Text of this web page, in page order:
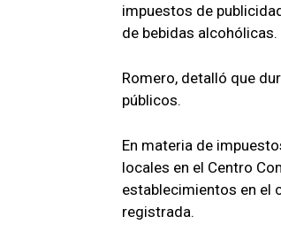
impuestos de
de bebidas alcohólicas.
Romero, detalló que
públicos.
En materia de
locales en el Centro
establecimientos en el
registrada.